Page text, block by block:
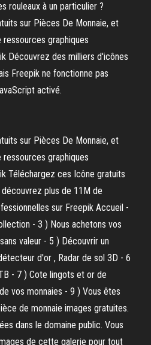
rouleaux à un particulier ?
sur Pièces De Monnaie, et
graphiques
Découvrez des milliers d'icônes
Freepik ne fonctionne pas
activé.
sur Pièces De Monnaie, et
graphiques
Téléchargez ces Icône gratuits
plus de 11M de
sur Freepik Accueil -
- 3 ) Nous achetons vos
valeur - 5 ) Découvrir un
d'or , Radar de sol 3D - 6
- 7 ) Cote lingots et or de
vos monnaies - 9 ) Vous êtes
de monnaie images gratuites.
dans le domaine public. Vous
de cette galerie pour tout